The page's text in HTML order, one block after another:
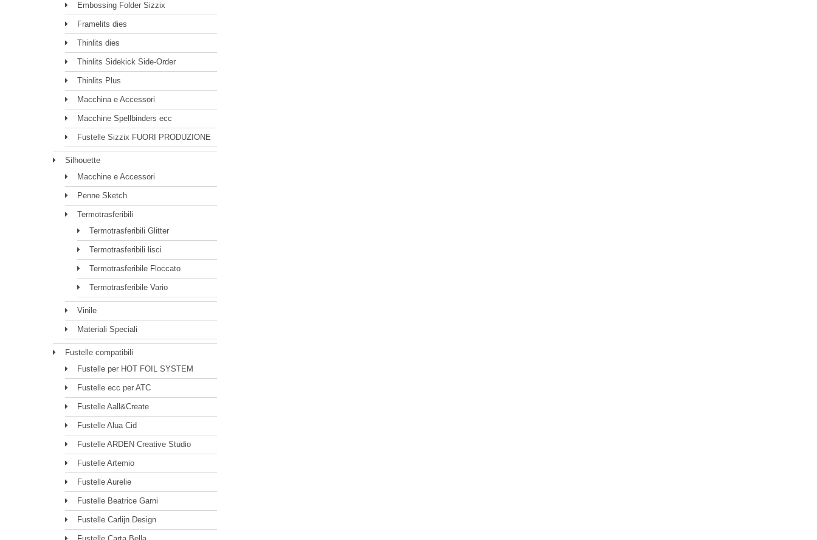
Embossing Folder Sizzix
Framelits dies
Thinlits dies
Thinlits Sidekick Side-Order
Thinlits Plus
Macchina e Accessori
Macchine Spellbinders ecc
Fustelle Sizzix FUORI PRODUZIONE
Silhouette
Macchine e Accessori
Penne Sketch
Termotrasferibili
Termotrasferibili Glitter
Termotrasferibili lisci
Termotrasferibile Floccato
Termotrasferibile Vario
Vinile
Materiali Speciali
Fustelle compatibili
Fustelle per HOT FOIL SYSTEM
Fustelle ecc per ATC
Fustelle Aall&Create
Fustelle Alua Cid
Fustelle ARDEN Creative Studio
Fustelle Artemio
Fustelle Aurelie
Fustelle Beatrice Garni
Fustelle Carlijn Design